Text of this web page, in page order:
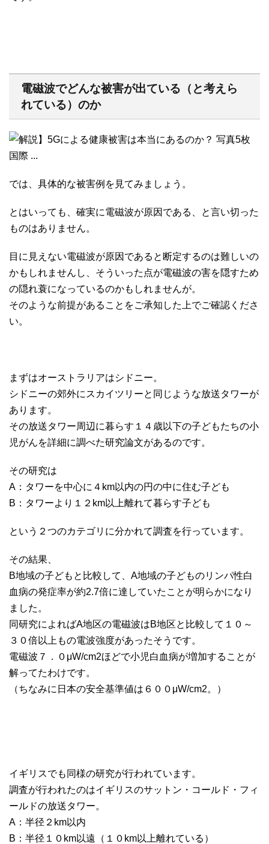
電磁波でどんな被害が出ている（と考えら
れている）のか
では、具体的な被害例を見てみましょう。
とはいっても、確実に電磁波が原因である、と言い切った
ものはありません。
目に見えない電磁波が原因であると断定するのは難しいの
かもしれませんし、そういった点が電磁波の害を隠すため
の隠れ蓑になっているのかもしれませんが。
そのような前提があることをご承知した上でご確認くださ
い。
まずはオーストラリアはシドニー。
シドニーの郊外にスカイツリーと同じような放送タワーが
あります。
その放送タワー周辺に暮らす１４歳以下の子どもたちの小
児がんを詳細に調べた研究論文があるのです。
その研究は
A：タワーを中心に４km以内の円の中に住む子ども
B：タワーより１２km以上離れて暮らす子ども
という２つのカテゴリに分かれて調査を行っています。
その結果、
B地域の子どもと比較して、A地域の子どものリンパ性白
血病の発症率が約2.7倍に達していたことが明らかになり
ました。
同研究によればA地区の電磁波はB地区と比較して１０～
３０倍以上もの電波強度があったそうです。
電磁波７．０μW/cm2ほどで小児白血病が増加することが
解ってたわけです。
（ちなみに日本の安全基準値は６００μW/cm2。）
イギリスでも同様の研究が行われています。
調査が行われたのはイギリスのサットン・コールド・フィ
ールドの放送タワー。
A：半径２km以内
B：半径１０km以遠（１０km以上離れている）